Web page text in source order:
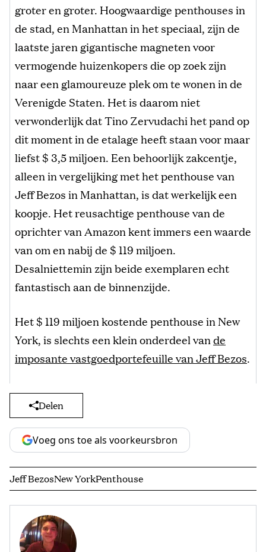
groter en groter. Hoogwaardige penthouses in
de stad, en Manhattan in het speciaal, zijn de
laatste jaren gigantische magneten voor
vermogende huizenkopers die op zoek zijn
naar een glamoureuze plek om te wonen in de
Verenigde Staten. Het is daarom niet
verwonderlijk dat Tino Zervudachi het pand op
dit moment in de etalage heeft staan voor maar
liefst $ 3,5 miljoen. Een behoorlijk zakcentje,
alleen in vergelijking met het penthouse van
Jeff Bezos in Manhattan, is dat werkelijk een
koopje. Het reusachtige penthouse van de
oprichter van Amazon kent immers een waarde
van om en nabij de $ 119 miljoen.
Desalniettemin zijn beide exemplaren echt
fantastisch aan de binnenzijde.
Het $ 119 miljoen kostende penthouse in New
York, is slechts een klein onderdeel vande
imposante vastgoedportefeuille van Jeff Bezos.
Delen
Voeg ons toe als voorkeursbron
Jeff BezosNew YorkPenthouse